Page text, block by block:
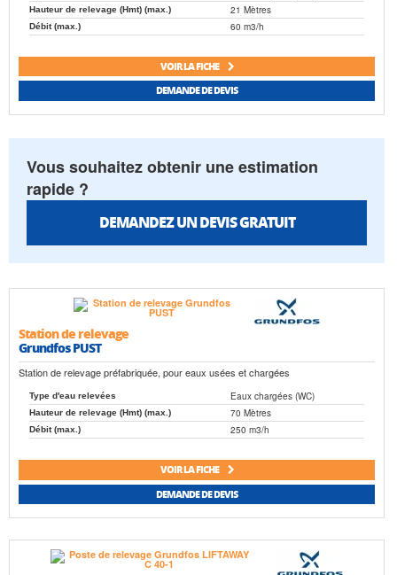
Hauteur de relevage (Hmt) (max.) 21 Mètres
Débit (max.) 60 m3/h
VOIR LA FICHE
DEMANDE DE DEVIS
Vous souhaitez obtenir une estimation
rapide ?
DEMANDEZ UN DEVIS GRATUIT
Station de relevage
Grundfos PUST
Station de relevage préfabriquée, pour eaux usées et chargées
Type d'eau relevées Eaux chargées (WC)
Hauteur de relevage (Hmt) (max.) 70 Mètres
Débit (max.) 250 m3/h
VOIR LA FICHE
DEMANDE DE DEVIS